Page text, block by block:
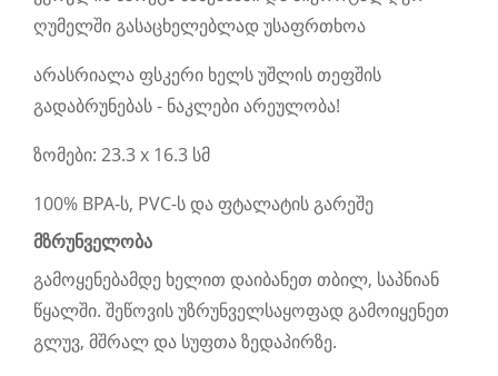
ღუმელში გასაცხელებლად უსაფრთხოა
არასრიალა ფსკერი ხელს უშლის თეფშის
გადაბრუნებას - ნაკლები არეულობა!
ზომები: 23.3 x 16.3 სმ
100% BPA-ს, PVC-ს და ფტალატის გარეშე
მზრუნველობა
გამოყენებამდე ხელით დაიბანეთ თბილ, საპნიან
წყალში. შეწოვის უზრუნველსაყოფად გამოიყენეთ
გლუვ, მშრალ და სუფთა ზედაპირზე.